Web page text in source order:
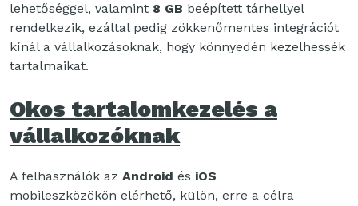
lehetőséggel, valamint 8 GB beépített tárhellyel
rendelkezik, ezáltal pedig zökkenőmentes integrációt
kínál a vállalkozásoknak, hogy könnyedén kezelhessék
tartalmaikat.
Okos tartalomkezelés a
vállalkozóknak
A felhasználók az Android és iOS
mobileszközökön elérhető, külön, erre a célra